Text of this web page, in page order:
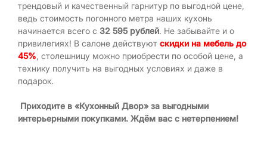
трендовый и качественный гарнитур по выгодной цене,
ведь стоимость погонного метра наших кухонь
начинается всего с 32 595 рублей. Не забывайте и о
привилегиях! В салоне действуют скидки на мебель до
45% , столешницу можно приобрести по особой цене, а
технику получить на выгодных условиях и даже в
подарок.
Приходите в «Кухонный Двор» за выгодными
интерьерными покупками. Ждём вас с нетерпением!